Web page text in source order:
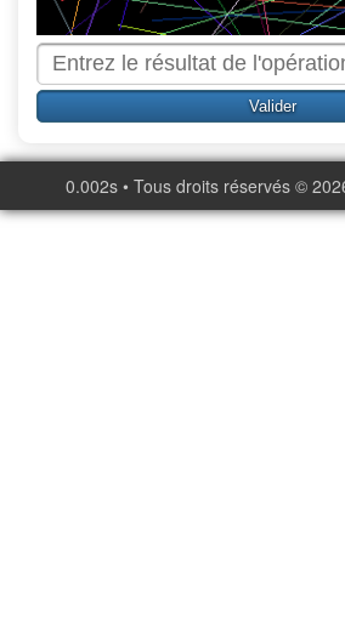
0.002s • Tous droits réservés ©